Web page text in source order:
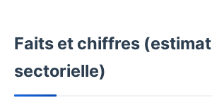
Faits et chiffres
sectorielle)